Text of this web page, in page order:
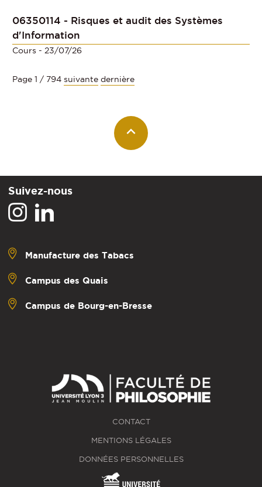
06350114 - Risques et audit des Systèmes
d'Information
Cours - 23/07/26
Page 1 / 794 suivante dernière
Suivez-nous
Manufacture des Tabacs
Campus des Quais
Campus de Bourg-en-Bresse
CONTACT
MENTIONS LÉGALES
DONNÉES PERSONNELLES